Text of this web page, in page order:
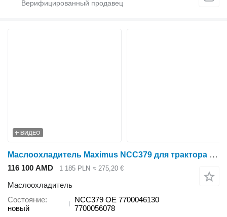
ВИДЕО
Маслоохладитель Maximus NCC379 для трактора колесного Claas ARES 577-547 , 656-616 , 697-617 , 836-715 , 836-816 , 720-710
116 100 AMD 1 185 PLN ≈ 275,20 €
Маслоохладитель
Состояние
новый
NCC379 OE 7700046130
7700056078